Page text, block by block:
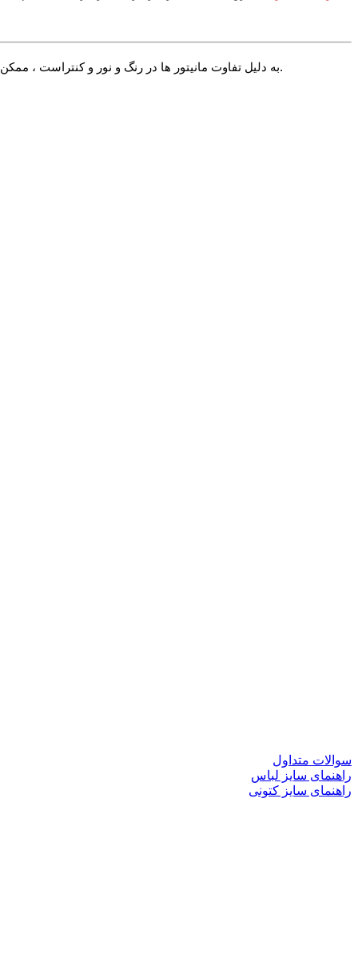
√ به دلیل تفاوت مانیتور ها در رنگ و نور و کنتراست ، ممکن است رنگ محصول اندکی با آنچه شما می بینید متفاوت باشد. در صورت استاندارد بودن تنظیمات مانیتور شما این تفاوت بسیار جزیی خواهد بود.
سوالات متداول
راهنمای سایز لباس
راهنمای سایز کتونی